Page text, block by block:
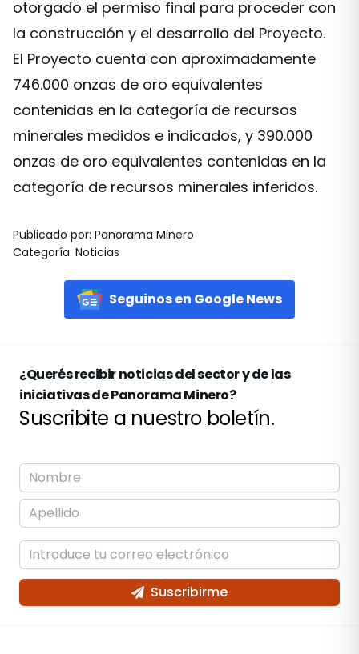
otorgado el permiso final para proceder con
la construcción y el desarrollo del Proyecto.
El Proyecto cuenta con aproximadamente
746.000 onzas de oro equivalentes
contenidas en la categoría de recursos
minerales medidos e indicados, y 390.000
onzas de oro equivalentes contenidas en la
categoría de recursos minerales inferidos.
Publicado por: Panorama Minero
Categoría: Noticias
Seguinos en Google News
¿Querés recibir noticias del sector y de las
iniciativas de Panorama Minero?
Suscribite a nuestro boletín.
Suscribirme